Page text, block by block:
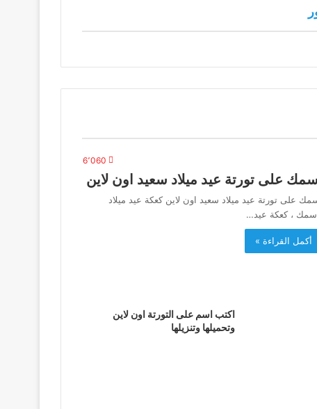
6٬060
اسمك على تورتة عيد ميلاد سعيد اون لاين
على تورتة عيد ميلاد سعيد اون لاين كعكة عيد ميلاد
، كعكة عيد…
أكمل القراءة »
اكتب اسم على التورتة اون لاين
وتحميلها وتنزيلها